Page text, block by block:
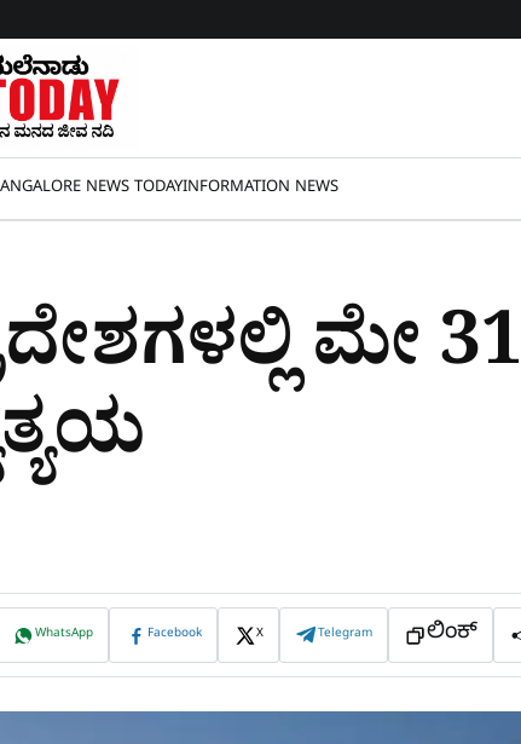
NEWS TODAYINFORMATION NEWS
ಮೇ 31
WhatsApp Facebook X Telegram ಲಿಂಕ್